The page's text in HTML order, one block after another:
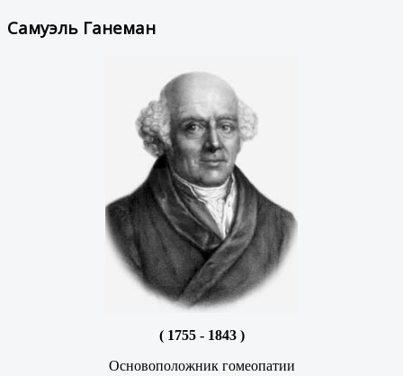
Самуэль Ганеман
( 1755 - 1843 )
Основоположник гомеопатии